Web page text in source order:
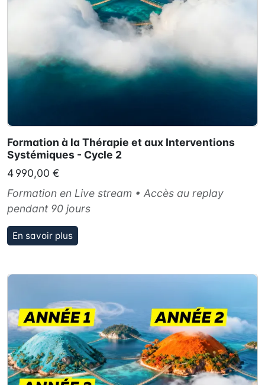
Formation à la Thérapie et aux Interventions
Systémiques - Cycle 2
4 990,00 €
Formation en Live stream • Accès au replay
pendant 90 jours
En savoir plus